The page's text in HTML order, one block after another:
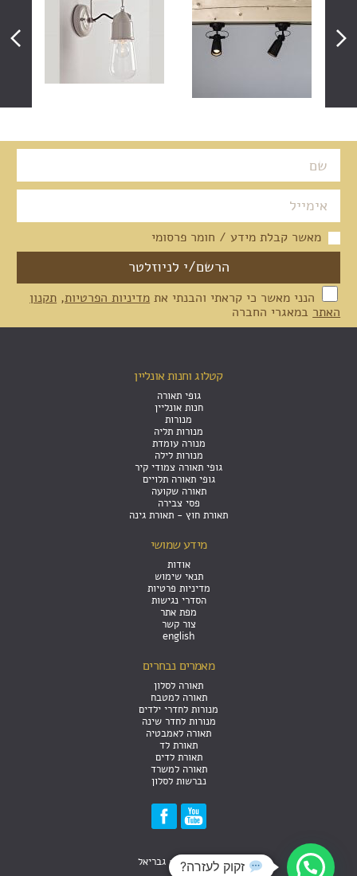
מאשר קבלת מידע / חומר פרסומי
הנני מאשר כי קראתי והבנתי את מדיניות הפרטיות, תקנון
האתר במאגרי החברה
קטלוג וחנות אונליין
גופי תאורה
חנות אונליין
מנורות
מנורות תליה
מנורה עומדת
מנורות לילה
גופי תאורה צמודי קיר
גופי תאורה תלויים
תאורה שקועה
פסי צבירה
תאורת חוץ - תאורת גינה
מידע שמושי
אודות
תנאי שימוש
מדיניות פרטיות
הסדרי נגישות
מפת אתר
צור קשר
english
מאמרים נבחרים
תאורה לסלון
תאורה למטבח
מנורות לחדרי ילדים
מנורות לחדר שינה
תאורה לאמבטיה
תאורת לד
תאורת לדים
תאורה למשרד
נברשות לסלון
עיצוב האתר: גבריאל
זקוק לעזרה?